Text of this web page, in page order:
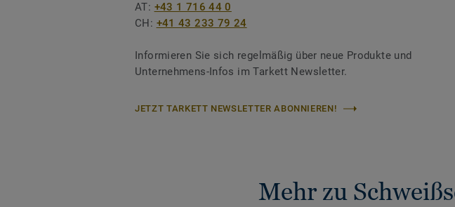
AT: +43 1 716 44 0
CH: +41 43 233 79 24
Informieren Sie sich regelmäßig über neue Produkte und
Unternehmens-Infos im Tarkett Newsletter.
JETZT TARKETT NEWSLETTER ABONNIEREN!
Mehr zu